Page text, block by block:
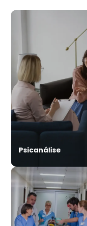
Psicanálise